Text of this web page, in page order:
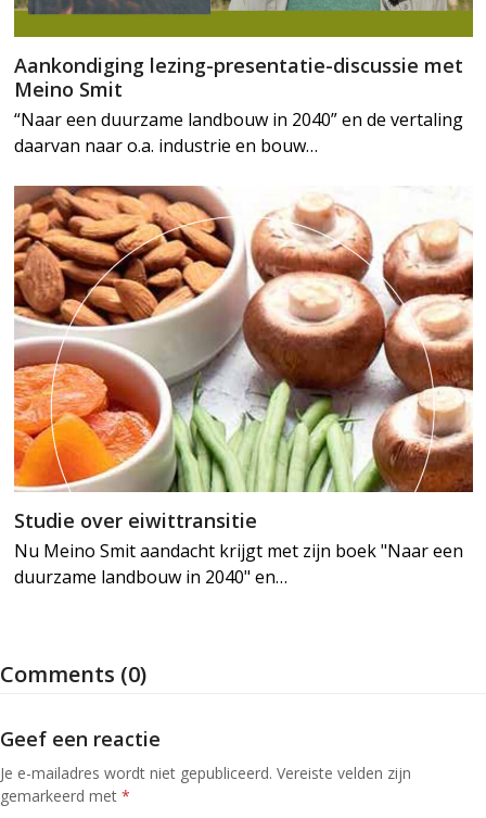
Aankondiging lezing-presentatie-discussie met
Meino Smit
“Naar een duurzame landbouw in 2040” en de vertaling
daarvan naar o.a. industrie en bouw…
Studie over eiwittransitie
Nu Meino Smit aandacht krijgt met zijn boek "Naar een
duurzame landbouw in 2040" en…
Comments (0)
Geef een reactie
Je e-mailadres wordt niet gepubliceerd. Vereiste velden zijn
gemarkeerd met *